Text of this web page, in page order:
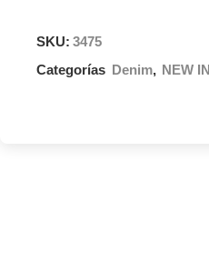
SKU: 3475
Categorías
Denim, NEW IN